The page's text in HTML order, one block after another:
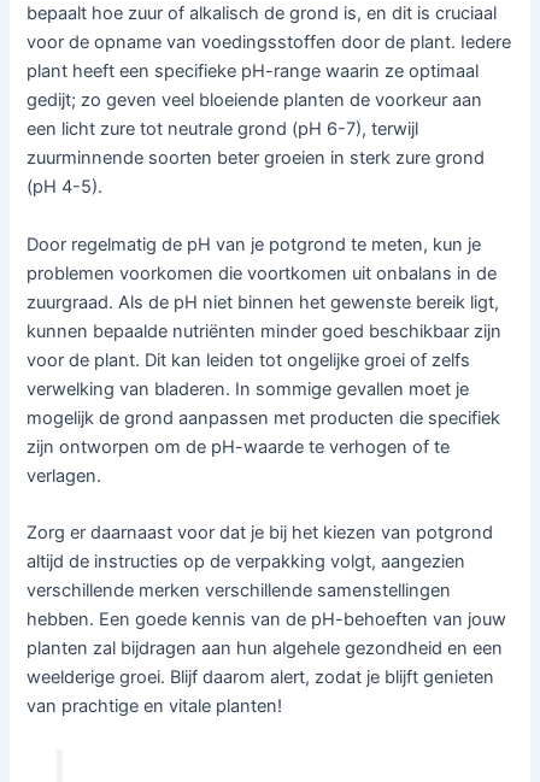
bepaalt hoe zuur of alkalisch de grond is, en dit is cruciaal
voor de opname van voedingsstoffen door de plant. Iedere
plant heeft een specifieke pH-range waarin ze optimaal
gedijt; zo geven veel bloeiende planten de voorkeur aan
een licht zure tot neutrale grond (pH 6-7), terwijl
zuurminnende soorten beter groeien in sterk zure grond
(pH 4-5).
Door regelmatig de pH van je potgrond te meten, kun je
problemen voorkomen die voortkomen uit onbalans in de
zuurgraad. Als de pH niet binnen het gewenste bereik ligt,
kunnen bepaalde nutriënten minder goed beschikbaar zijn
voor de plant. Dit kan leiden tot ongelijke groei of zelfs
verwelking van bladeren. In sommige gevallen moet je
mogelijk de grond aanpassen met producten die specifiek
zijn ontworpen om de pH-waarde te verhogen of te
verlagen.
Zorg er daarnaast voor dat je bij het kiezen van potgrond
altijd de instructies op de verpakking volgt, aangezien
verschillende merken verschillende samenstellingen
hebben. Een goede kennis van de pH-behoeften van jouw
planten zal bijdragen aan hun algehele gezondheid en een
weelderige groei. Blijf daarom alert, zodat je blijft genieten
van prachtige en vitale planten!